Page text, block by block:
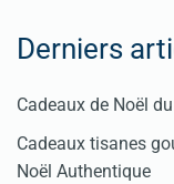
Derniers
Cadeaux de Noël
Cadeaux tisanes
Noël Authentique